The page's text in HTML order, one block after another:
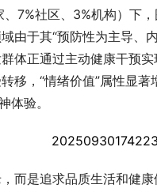
7%社区、3%机构）下
由于其“预防性为主导、
体正通过主动健康干预
移，“情绪价值”属性显
体验。
而是追求品质生活和健康